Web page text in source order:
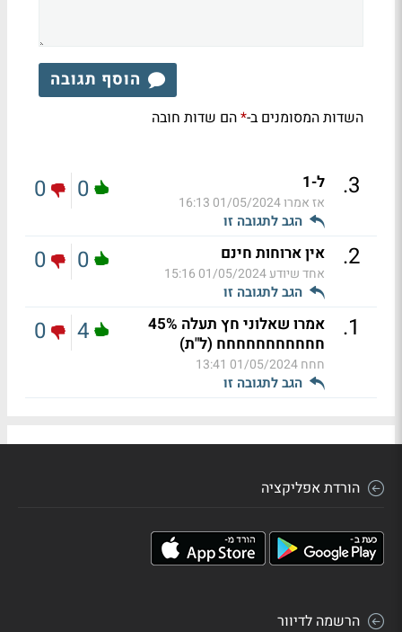
הוסף תגובה
השדות המסומנים ב-*הם שדות חובה
3
. ל-1
אז אמרו01/05/2024 16:13
הגב לתגובה זו
0
0
2
. אין ארוחות חינם
אחד שיודע01/05/2024 15:16
הגב לתגובה זו
0
0
1
.
אמרו שאלוני חץ תעלה 45%
חחחחחחחחחחח (ל"ת)
חחח01/05/2024 13:41
הגב לתגובה זו
4
0
הורדת אפליקציה
הרשמה לדיוור